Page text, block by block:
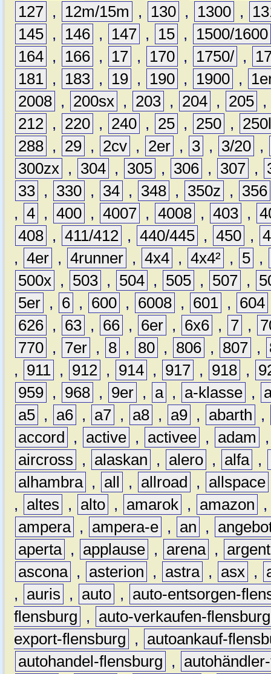
127 , 12m/15m , 130 , 1300 ,
145 , 146 , 147 , 15 ,
1500/1600
164 , 166 , 17 , 170 , 1750/ ,
181 , 183 , 19 , 190 , 1900 ,
2008 , 200sx , 203 , 204 , 205 ,
212 , 220 , 240 , 25 , 250 ,
288 , 29 , 2cv , 2er , 3 , 3/20 ,
300zx , 304 , 305 , 306 , 307 ,
33 , 330 , 34 , 348 , 350z ,
356
, 4 , 400 , 4007 , 4008 , 403 ,
408 , 411/412 , 440/445 , 450 ,
, 4er , 4runner , 4x4 , 4x4² , 5 ,
500x , 503 , 504 , 505 , 507 ,
5er , 6 , 600 , 6008 , 601 , 604
626 , 63 , 66 , 6er , 6x6 , 7 ,
770 , 7er , 8 , 80 , 806 , 807 ,
,
911 , 912 , 914 , 917 , 918 ,
959 , 968 , 9er , a , a-klasse ,
a5 , a6 , a7 , a8 , a9 , abarth
,
accord
, active , activee , adam
aircross
, alaskan , alero , alfa ,
alhambra , all , allroad , allspace
,
altes , alto , amarok , amazon
ampera , ampera-e , an ,
aperta , applause , arena ,
ascona , asterion , astra , asx ,
,
auris , auto ,
auto-entsorgen-
flensburg
,
auto-verkaufen-flensburg
export-flensburg
,
autoankauf-
autohandel-flensburg
,